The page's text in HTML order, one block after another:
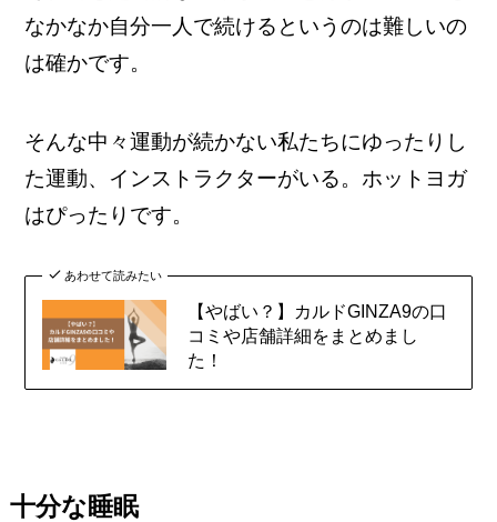
なかなか自分一人で続けるというのは難しいの
は確かです。
そんな中々運動が続かない私たちにゆったりし
た運動、インストラクターがいる。ホットヨガ
はぴったりです。
あわせて読みたい
【やばい？】カルドGINZA9の口
コミや店舗詳細をまとめまし
た！
十分な睡眠